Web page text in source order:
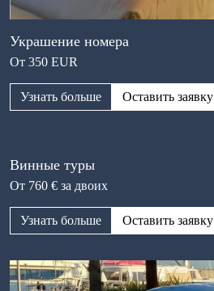
Украшение номера
От 350 EUR
Узнать больше Оставить заявку
Винные туры
От 760 € за двоих
Узнать больше Оставить заявку